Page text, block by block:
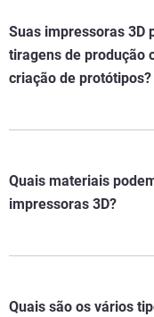
Suas impressoras 3D
tiragens de produção
criação de protótipos?
Quais materiais
impressoras 3D?
Quais são os vários